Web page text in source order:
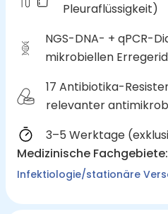
Pleuraflüssigkeit)
NGS-DNA- + qPCR-
mikrobiellen
17 Antibiotika-
relevanter
3–5 Werktage
Medizinische Fachgebiete:
Infektiologie/stationäre